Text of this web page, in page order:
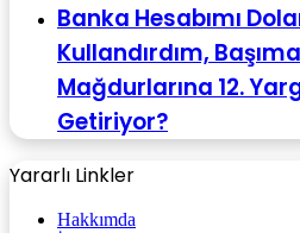
Banka Hesabımı
Kullandırdım,
Mağdurlarına 12.
Getiriyor?
Yararlı Linkler
Hakkımda